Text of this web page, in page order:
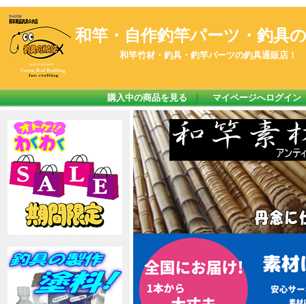
和竿・自作釣竿パーツ・釣具の
和竿竹材・釣具・釣竿パーツの釣具通販店！
購入中の商品を見る｜ マイページへログイン